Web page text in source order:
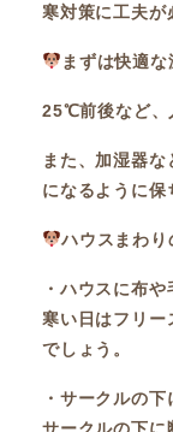
寒対策に工夫が
まずは快適な
25℃前後など、
また、加湿器
になるように保
ハウスまわり
・ハウスに布
寒い日はフリー
でしょう。
・サークルの下